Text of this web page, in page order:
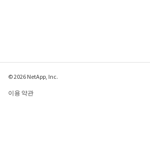
© 2026 NetApp, Inc.
이용 약관